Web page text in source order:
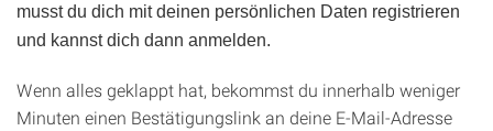
musst du dich mit deinen persönlichen Daten registrieren
und kannst dich dann anmelden.
Wenn alles geklappt hat, bekommst du innerhalb weniger
Minuten einen Bestätigungslink an deine E-Mail-Adresse